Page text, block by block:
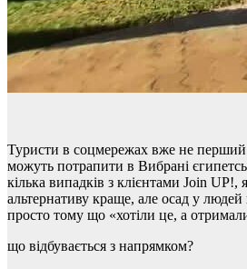
Туристи в соцмережах вже не
можуть потрапити в Вибрані
кілька випадків з клієнтами Join UP!,
альтернативу краще, але осад у
просто тому що «хотіли це, а
що відбувається з напрямком?